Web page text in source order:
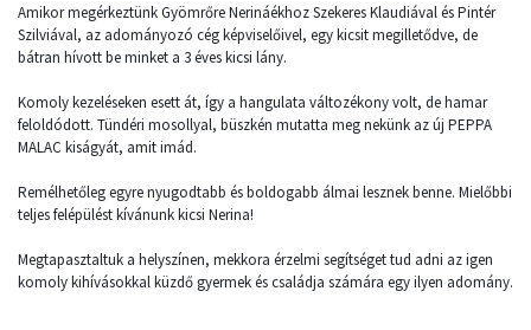
Amikor megérkeztünk Gyömrőre Nerináékhoz Szekeres Klaudiával és Pintér
Szilviával, az adományozó cég képviselőivel, egy kicsit megilletődve, de
bátran hívott be minket a 3 éves kicsi lány.
Komoly kezeléseken esett át, így a hangulata változékony volt, de hamar
feloldódott. Tündéri mosollyal, büszkén mutatta meg nekünk az új PEPPA
MALAC kiságyát, amit imád.
Remélhetőleg egyre nyugodtabb és boldogabb álmai lesznek benne. Mielőbbi
teljes felépülést kívánunk kicsi Nerina!
Megtapasztaltuk a helyszínen, mekkora érzelmi segítséget tud adni az igen
komoly kihívásokkal küzdő gyermek és családja számára egy ilyen adomány.